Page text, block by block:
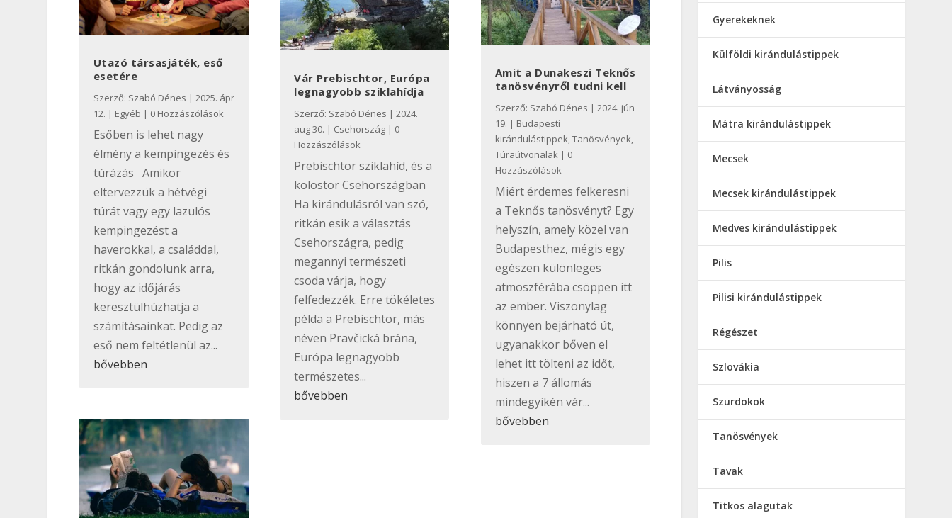
Utazó társasjáték, eső
esetére
Szerző: Szabó Dénes | 2025. ápr
12. | Egyéb | 0 Hozzászólások
Esőben is lehet nagy
élmény a kempingezés és
túrázás Amikor
eltervezzük a hétvégi
túrát vagy egy lazulós
kempingezést a
haverokkal, a családdal,
ritkán gondolunk arra,
hogy az időjárás
keresztülhúzhatja a
számításainkat. Pedig az
eső nem feltétlenül az...
bővebben
Vár Prebischtor, Európa
legnagyobb sziklahídja
Szerző: Szabó Dénes |2024.
aug 30. | Csehország | 0
Hozzászólások
Prebischtor sziklahíd, és a
kolostor Csehországban
Ha kirándulásról van szó,
ritkán esik a választás
Csehországra, pedig
megannyi természeti
csoda várja, hogy
felfedezzék. Erre tökéletes
példa a Prebischtor, más
néven Pravčická brána,
Európa legnagyobb
természetes...
bővebben
Amit a Dunakeszi Teknős
tanösvényről tudni kell
Szerző: Szabó Dénes | 2024. jún
19. | Budapesti
kirándulástippek,Tanösvények,
Túraútvonalak| 0
Hozzászólások
Miért érdemes felkeresni
a Teknős tanösvényt? Egy
helyszín, amely közel van
Budapesthez, mégis egy
egészen különleges
atmoszférába csöppen itt
az ember. Viszonylag
könnyen bejárható út,
ugyanakkor bőven el
lehet itt tölteni az időt,
hiszen a 7 állomás
mindegyikén vár...
bővebben
Gyerekeknek
Külföldi kirándulástippek
Látványosság
Mátra kirándulástippek
Mecsek
Mecsek kirándulástippek
Medves kirándulástippek
Pilis
Pilisi kirándulástippek
Régészet
Szlovákia
Szurdokok
Tanösvények
Tavak
Titkos alagutak